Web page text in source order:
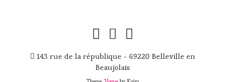
143 rue de la république - 69220 Belleville en
Beaujolais